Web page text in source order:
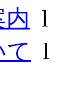
l
l